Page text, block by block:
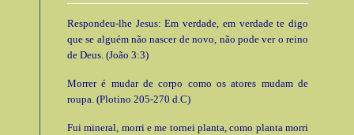
Respondeu-lhe Jesus: Em verdade, em verdade te digo
que se alguém não nascer de novo, não pode ver o reino
de Deus. (João 3:3)
Morrer é mudar de corpo como os atores mudam de
roupa. (Plotino 205-270 d.C)
Fui mineral, morri e me tornei planta, como planta morri